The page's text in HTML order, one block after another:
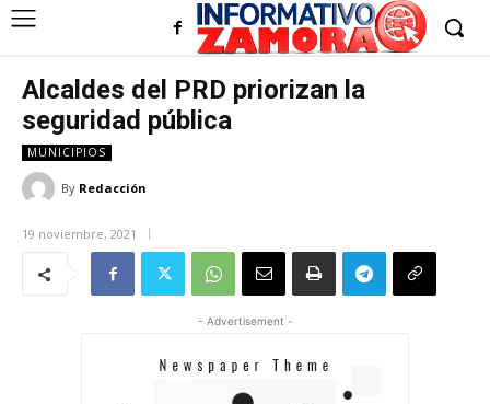
Alcaldes del PRD priorizan la
seguridad pública
MUNICIPIOS
By Redacción
19 noviembre, 2021
- Advertisement -